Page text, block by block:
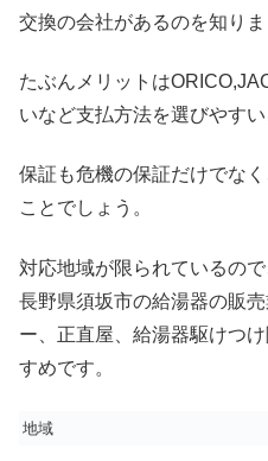
交換の会社があるのを知りま
たぶんメリットは
いなど支払方法を選びやすい
保証も危機の保証だけでな
ことでしょう。
対応地域が限られているの
長野県須坂市の給湯器の販
ー、正直屋、給湯器駆けつ
すめです。
地域